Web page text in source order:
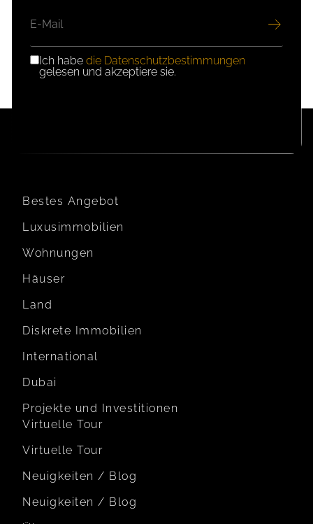
MAIL
DSGVO-
EINWILLIGUNG
Ich habe die Datenschutzbestimmungen
gelesen und akzeptiere sie.
Bestes Angebot
Luxusimmobilien
Wohnungen
Häuser
Land
Diskrete Immobilien
International
Dubai
Projekte und Investitionen
Virtuelle Tour
Virtuelle Tour
Neuigkeiten / Blog
Neuigkeiten / Blog